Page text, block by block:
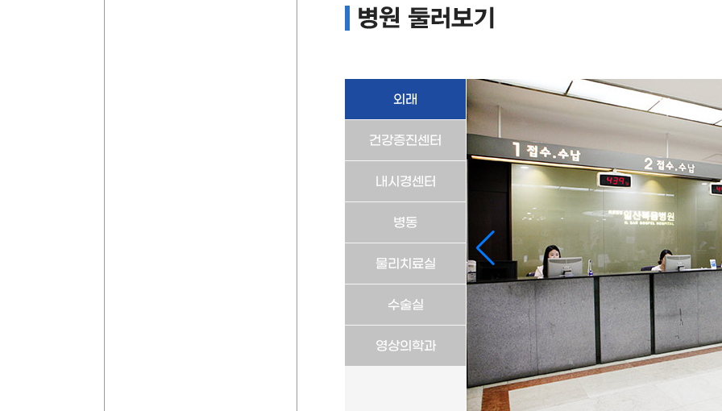
외래
건강증진센터
내시경센터
병동
물리치료실
수술실
영상의학과